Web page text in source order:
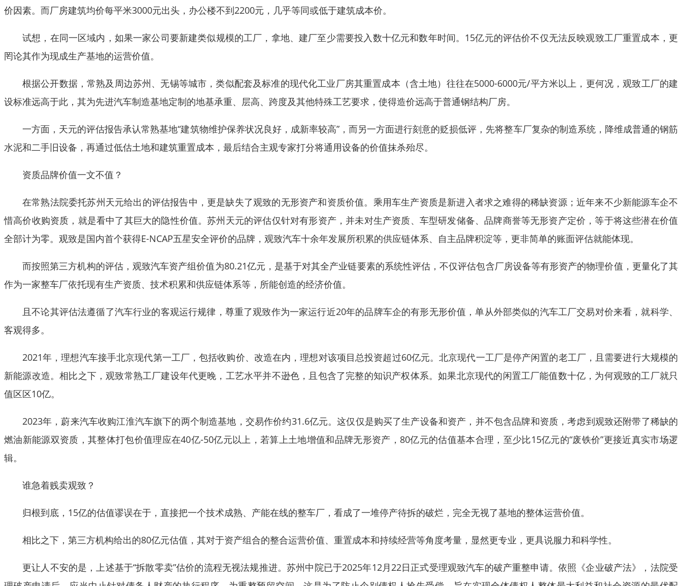
价因素。而厂房建筑均价每平米3000元出头，办公楼不到2200元，几乎等同或低于建筑成本价。
试想，在同一区域内，如果一家公司要新建类似规模的工厂，拿地、建厂至少需要投入数十亿元和数年时间。15亿元的评估价不仅无法反映观致工厂重置成本，更
罔论其作为现成生产基地的运营价值。
根据公开数据，常熟及周边苏州、无锡等城市，类似配套及标准的现代化工业厂房其重置成本（含土地）往往在5000-6000元/平方米以上，更何况，观致工厂的建
设标准远高于此，其为先进汽车制造基地定制的地基承重、层高、跨度及其他特殊工艺要求，使得造价远高于普通钢结构厂房。
一方面，天元的评估报告承认常熟基地“建筑物维护保养状况良好，成新率较高”，而另一方面进行刻意的贬损低评，先将整车厂复杂的制造系统，降维成普通的钢筋
水泥和二手旧设备，再通过低估土地和建筑重置成本，最后结合主观专家打分将通用设备的价值抹杀殆尽。
资质品牌价值一文不值？
在常熟法院委托苏州天元给出的评估报告中，更是缺失了观致的无形资产和资质价值。乘用车生产资质是新进入者求之难得的稀缺资源；近年来不少新能源车企不
惜高价收购资质，就是看中了其巨大的隐性价值。苏州天元的评估仅针对有形资产，并未对生产资质、车型研发储备、品牌商誉等无形资产定价，等于将这些潜在价值
全部计为零。观致是国内首个获得E-NCAP五星安全评价的品牌，观致汽车十余年发展所积累的供应链体系、自主品牌积淀等，更非简单的账面评估就能体现。
而按照第三方机构的评估，观致汽车资产组价值为80.21亿元，是基于对其全产业链要素的系统性评估，不仅评估包含厂房设备等有形资产的物理价值，更量化了其
作为一家整车厂依托现有生产资质、技术积累和供应链体系等，所能创造的经济价值。
且不论其评估法遵循了汽车行业的客观运行规律，尊重了观致作为一家运行近20年的品牌车企的有形无形价值，单从外部类似的汽车工厂交易对价来看，就科学、
客观得多。
2021年，理想汽车接手北京现代第一工厂，包括收购价、改造在内，理想对该项目总投资超过60亿元。北京现代一工厂是停产闲置的老工厂，且需要进行大规模的
新能源改造。相比之下，观致常熟工厂建设年代更晚，工艺水平并不逊色，且包含了完整的知识产权体系。如果北京现代的闲置工厂能值数十亿，为何观致的工厂就只
值区区10亿。
2023年，蔚来汽车收购江淮汽车旗下的两个制造基地，交易作价约31.6亿元。这仅仅是购买了生产设备和资产，并不包含品牌和资质，考虑到观致还附带了稀缺的
燃油新能源双资质，其整体打包价值理应在40亿-50亿元以上，若算上土地增值和品牌无形资产，80亿元的估值基本合理，至少比15亿元的“废铁价”更接近真实市场逻
辑。
谁急着贱卖观致？
归根到底，15亿的估值谬误在于，直接把一个技术成熟、产能在线的整车厂，看成了一堆停产待拆的破烂，完全无视了基地的整体运营价值。
相比之下，第三方机构给出的80亿元估值，其对于资产组合的整合运营价值、重置成本和持续经营等角度考量，显然更专业，更具说服力和科学性。
更让人不安的是，上述基于“拆散零卖”估价的流程无视法规推进。苏州中院已于2025年12月22日正式受理观致汽车的破产重整申请。依照《企业破产法》，法院受